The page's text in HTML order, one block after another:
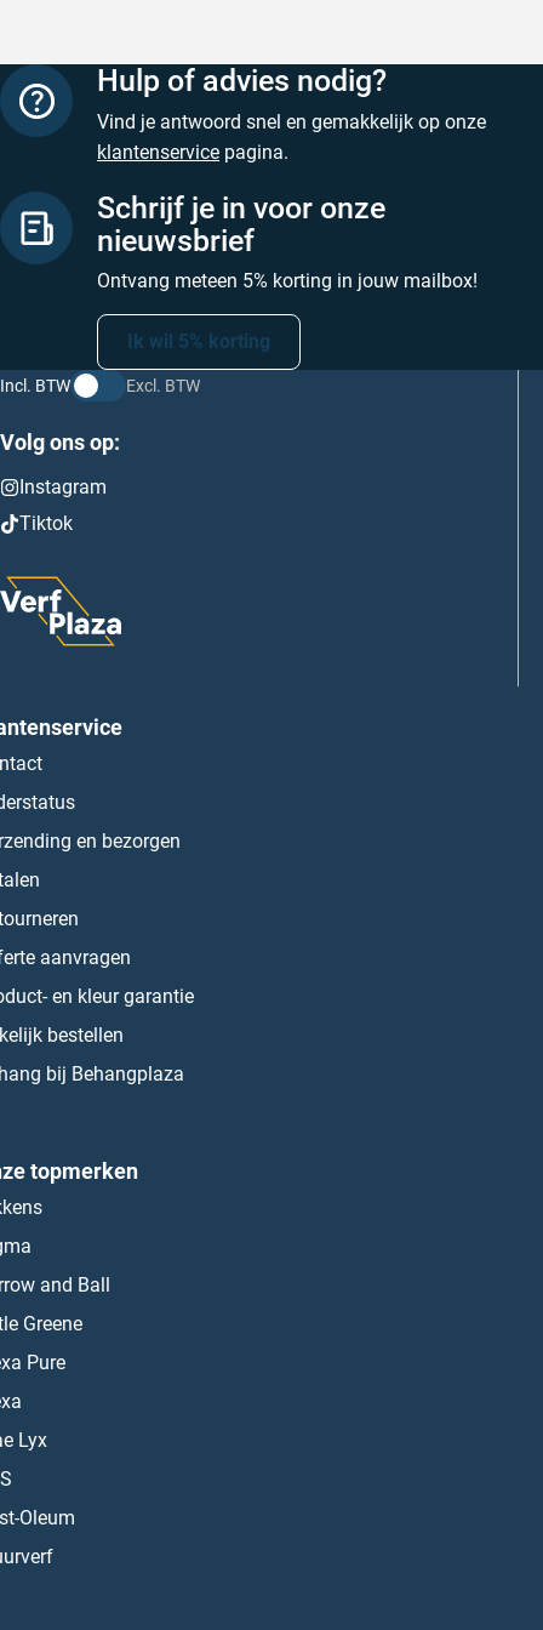
Hulp of advies nodig?
Vind je antwoord snel en gemakkelijk op onze
klantenservice pagina.
Schrijf je in voor onze
nieuwsbrief
Ontvang meteen 5% korting in jouw mailbox!
Ik wil 5% korting
Incl. BTW Excl. BTW
Volg ons op:
Instagram
Tiktok
en bezorgen
aanvragen
en kleur garantie
bestellen
bij Behangplaza
topmerken
and Ball
Greene
Pure
Lyx
Oleum